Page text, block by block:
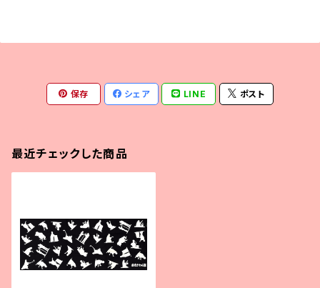
保存 シェア LINE ポスト
最近チェックした商品